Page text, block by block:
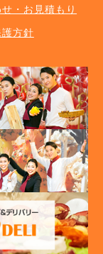
・お見積もり
方針